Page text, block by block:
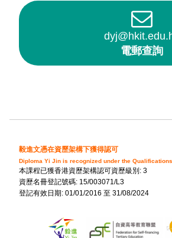
電郵查詢
毅進文憑在資歷架構下獲得認可
Diploma Yi Jin is recognized under the
本課程已獲香港資歷架構認可資歷級別: 3
資歷名冊登記號碼: 15/003071/L3
登記有效日期: 01/01/2016 至 31/08/2024